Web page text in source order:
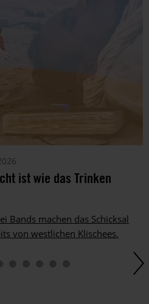
ist wie das Trinken
Bands machen das Schicksal
von westlichen Klischees.